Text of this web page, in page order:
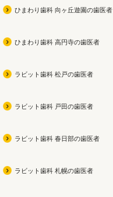
ひまわり歯科 向ヶ丘遊園の歯医者
ひまわり歯科 高円寺の歯医者
ラビット歯科 松戸の歯医者
ラビット歯科 戸田の歯医者
ラビット歯科 春日部の歯医者
ラビット歯科 札幌の歯医者